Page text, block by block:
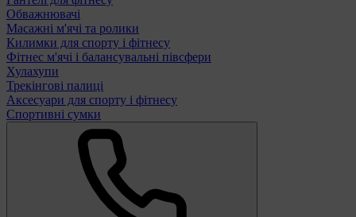
Обважнювачі
Масажні м'ячі та ролики
Килимки для спорту і фітнесу
Фітнес м'ячі і балансувальні півсфери
Хулахупи
Трекінгові палиці
Аксесуари для спорту і фітнесу
Спортивні сумки